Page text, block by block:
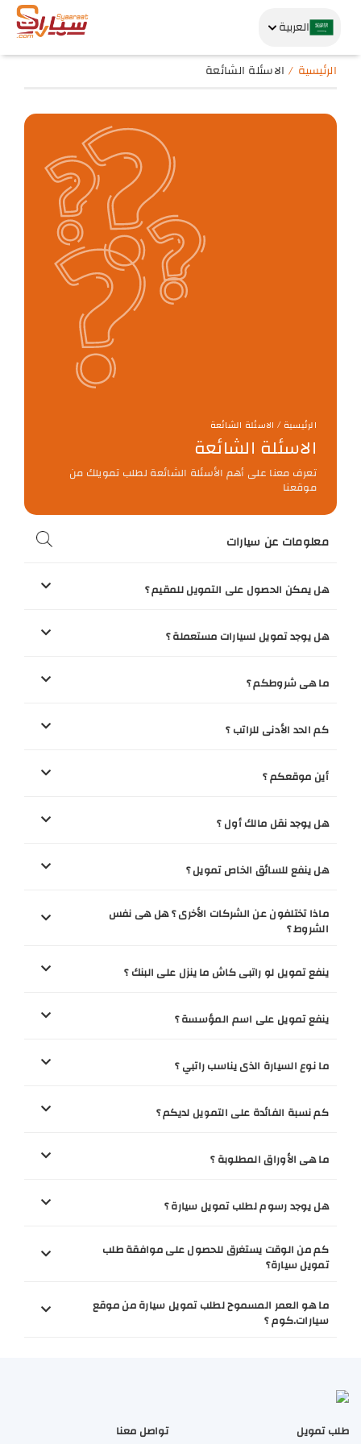
العربية
الرئيسية الاسئلة الشائعة
الرئيسية / الاسئلة الشائعة
الاسئلة الشائعة
تعرف معنا على أهم الأسئلة الشائعة لطلب تمويلك من
موقعنا
معلومات عن سيارات
هل يمكن الحصول على التمويل للمقيم ؟
هل يوجد تمويل لسيارات مستعملة ؟
ما هى شروطكم ؟
كم الحد الأدنى للراتب ؟
أين موقعكم ؟
هل يوجد نقل مالك أول ؟
هل ينفع للسائق الخاص تمويل ؟
ماذا تختلفون عن الشركات الأخرى ؟ هل هى نفس
الشروط ؟
ينفع تمويل لو راتبى كاش ما ينزل على البنك ؟
ينفع تمويل على اسم المؤسسة ؟
ما نوع السيارة الذى يناسب راتبي ؟
كم نسبة الفائدة على التمويل لديكم ؟
ما هى الأوراق المطلوبة ؟
هل يوجد رسوم لطلب تمويل سيارة ؟
كم من الوقت يستغرق للحصول على موافقة طلب
تمويل سيارة؟
ما هو العمر المسموح لطلب تمويل سيارة من موقع
سيارات.كوم ؟
طلب تمويل تواصل معنا